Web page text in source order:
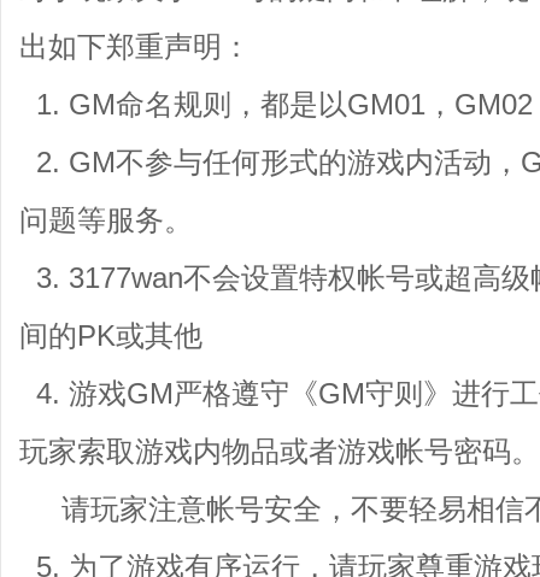
出如下郑重声明：
1. GM命名规则，都是以GM01，
2. GM不参与任何形式的游戏内活动，
问题等服务。
3. 3177wan不会设置特权帐号或超高
间的PK或其他
4. 游戏GM严格遵守《GM守则》进行
玩家索取游戏内物品或者游戏帐号密码。
请玩家注意帐号安全，不要轻易相信
5. 为了游戏有序运行，请玩家尊重游